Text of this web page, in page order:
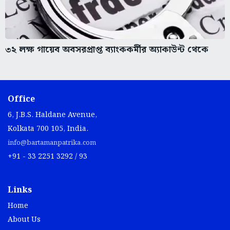
৩২ লক্ষ গায়েব অবসরপ্রাপ্ত ব্যাংককর্মীর অ্যাকাউন্ট থেকে
Office
6, J.B.S. Haldane Avenue,
Kolkata 700 105, India.
info@bartamanpatrika.com
+91 - 33 2251 3292 / 93
Links
Home
About Us